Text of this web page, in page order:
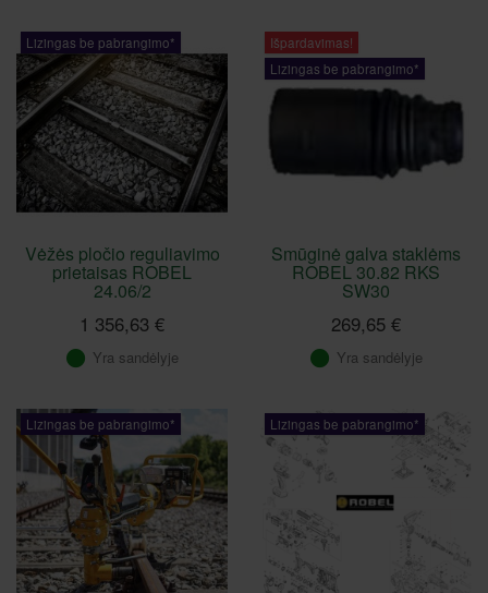
Lizingas be pabrangimo*
Vėžės pločio reguliavimo
prietaisas ROBEL
24.06/2
1 356,63 €
Yra sandėlyje
Išpardavimas!
Lizingas be pabrangimo*
Smūginė galva staklėms
ROBEL 30.82 RKS
SW30
269,65 €
Yra sandėlyje
Lizingas be pabrangimo* Lizingas be pabrangimo*